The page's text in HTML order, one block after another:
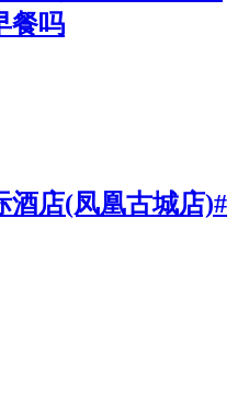
餐吗
酒店(凤凰古城店)#